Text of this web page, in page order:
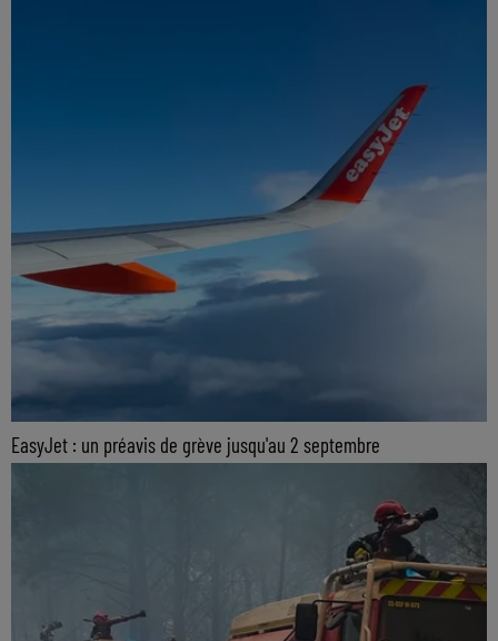
EasyJet : un préavis de grève jusqu'au 2 septembre